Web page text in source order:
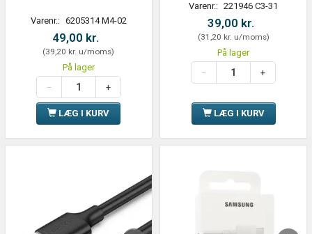
Varenr.: 6205314 M4-02
49,00 kr.
(39,20 kr. u/moms)
På lager
LÆG I KURV
Varenr.: 221946 C3-31
39,00 kr.
(31,20 kr. u/moms)
På lager
LÆG I KURV